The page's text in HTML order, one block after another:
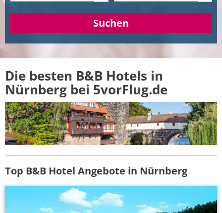
Suchen
Die besten B&B Hotels in
Nürnberg bei 5vorFlug.de
Top B&B Hotel Angebote in Nürnberg